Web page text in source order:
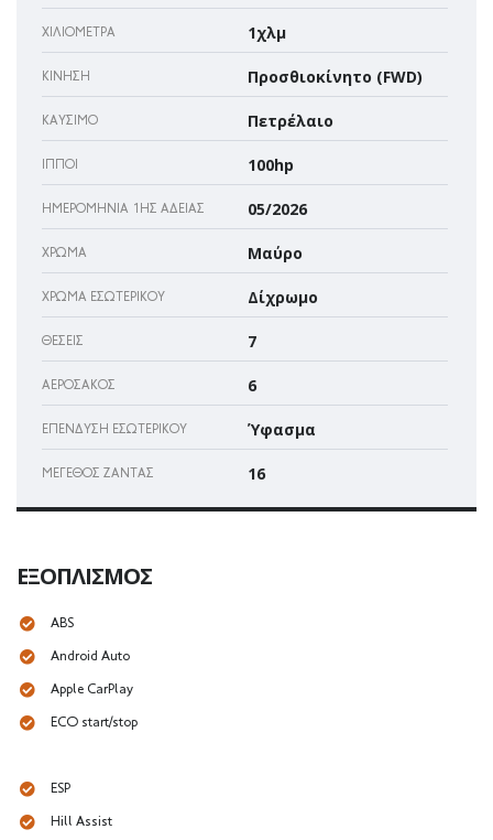
ΧΙΛΙΌΜΕΤΡΑ 1χλμ
ΚΊΝΗΣΗ Προσθιοκίνητο (FWD)
ΚΑΎΣΙΜΟ Πετρέλαιο
ΊΠΠΟΙ 100hp
ΗΜΕΡΟΜΗΝΊΑ 1ΗΣ ΆΔΕΙΑΣ 05/2026
ΧΡΏΜΑ Μαύρο
ΧΡΏΜΑ ΕΣΩΤΕΡΙΚΟΎ Δίχρωμο
ΘΈΣΕΙΣ 7
ΑΕΡΌΣΑΚΌΣ 6
ΕΠΈΝΔΥΣΗ ΕΣΩΤΕΡΙΚΟΎ Ύφασμα
ΜΈΓΕΘΟΣ ΖΆΝΤΑΣ 16
ΕΞΟΠΛΙΣΜΌΣ
ABS
Android Auto
Apple CarPlay
ECO start/stop
ESP
Hill Assist